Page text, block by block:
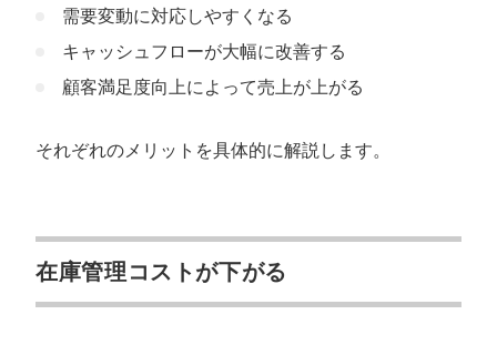
需要変動に対応しやすくなる
キャッシュフローが大幅に改善する
顧客満足度向上によって売上が上がる
それぞれのメリットを具体的に解説します。
在庫管理コストが下がる